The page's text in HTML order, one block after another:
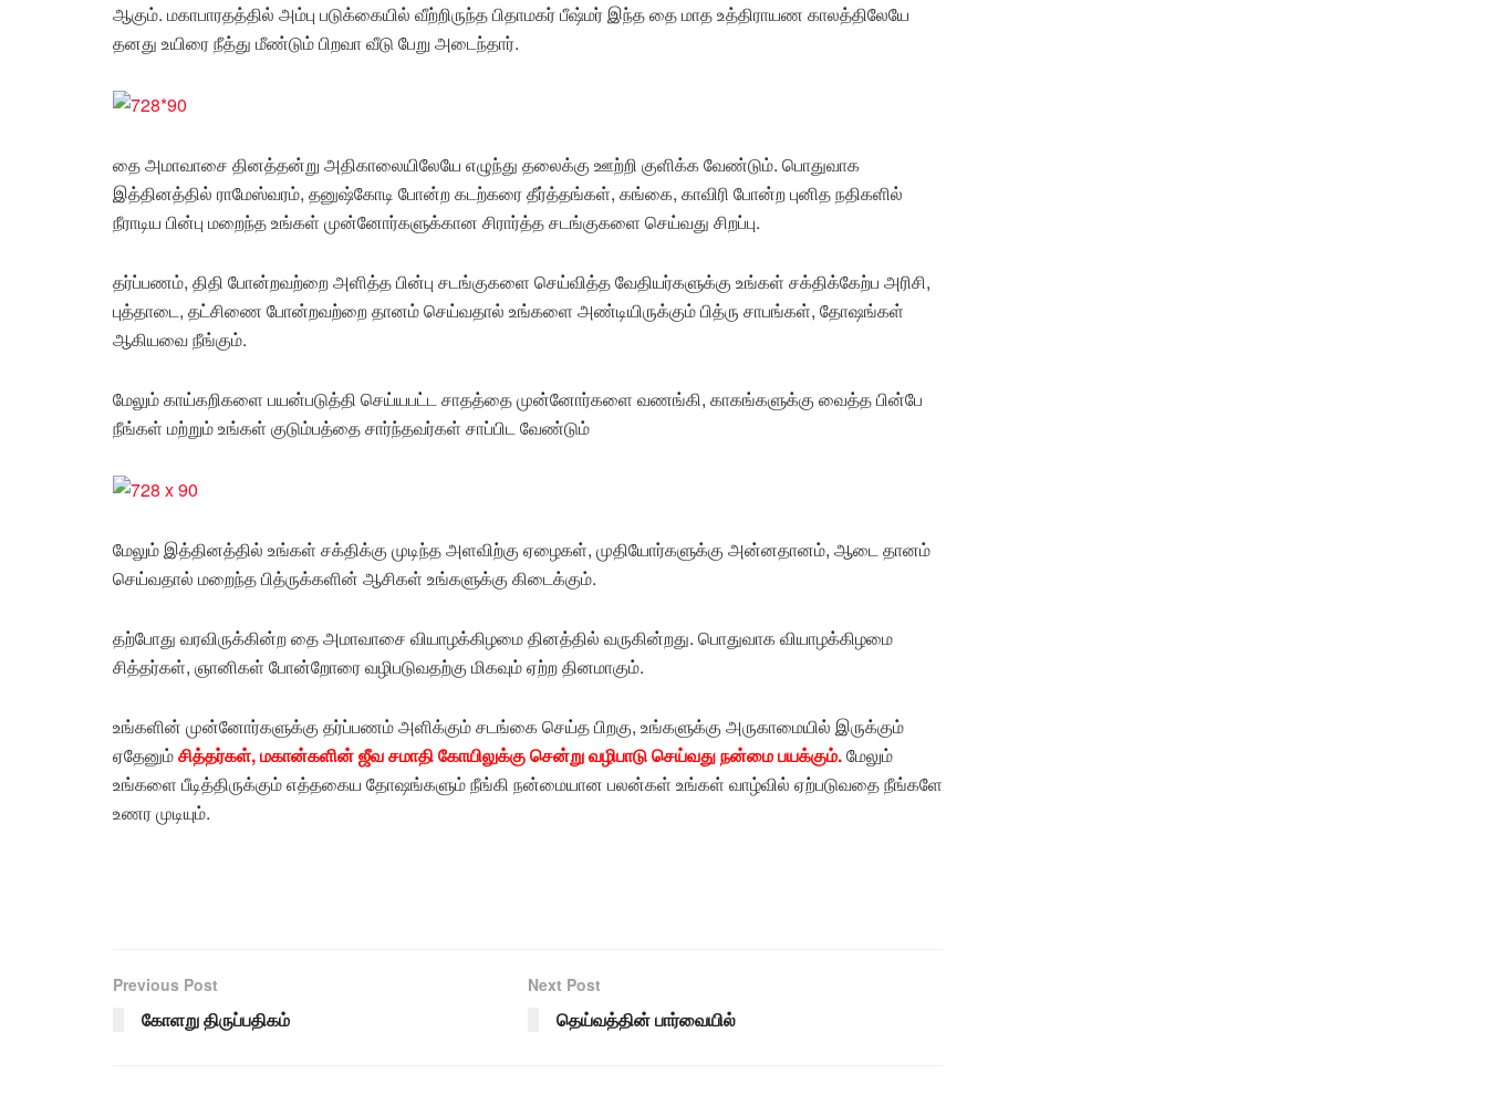
ஆகும். மகாபாரதத்தில் அம்பு படுக்கையில் வீற்றிருந்த பிதாமகர் பீஷ்மர் இந்த தை மாத உத்திராயண காலத்திலேயே
தனது உயிரை நீத்து மீண்டும் பிறவா வீடு பேறு அடைந்தார்.
தை அமாவாசை தினத்தன்று அதிகாலையிலேயே எழுந்து தலைக்கு ஊற்றி குளிக்க வேண்டும். பொதுவாக
இத்தினத்தில் ராமேஸ்வரம், தனுஷ்கோடி போன்ற கடற்கரை தீர்த்தங்கள், கங்கை, காவிரி போன்ற புனித நதிகளில்
நீராடிய பின்பு மறைந்த உங்கள் முன்னோர்களுக்கான சிரார்த்த சடங்குகளை செய்வது சிறப்பு.
தர்ப்பணம், திதி போன்றவற்றை அளித்த பின்பு சடங்குகளை செய்வித்த வேதியர்களுக்கு உங்கள் சக்திக்கேற்ப அரிசி,
புத்தாடை, தட்சிணை போன்றவற்றை தானம் செய்வதால் உங்களை அண்டியிருக்கும் பித்ரு சாபங்கள், தோஷங்கள்
ஆகியவை நீங்கும்.
மேலும் காய்கறிகளை பயன்படுத்தி செய்யபட்ட சாதத்தை முன்னோர்களை வணங்கி, காகங்களுக்கு வைத்த பின்பே
நீங்கள் மற்றும் உங்கள் குடும்பத்தை சார்ந்தவர்கள் சாப்பிட வேண்டும்
மேலும் இத்தினத்தில் உங்கள் சக்திக்கு முடிந்த அளவிற்கு ஏழைகள், முதியோர்களுக்கு அன்னதானம், ஆடை தானம்
செய்வதால் மறைந்த பித்ருக்களின் ஆசிகள் உங்களுக்கு கிடைக்கும்.
தற்போது வரவிருக்கின்ற தை அமாவாசை வியாழக்கிழமை தினத்தில் வருகின்றது. பொதுவாக வியாழக்கிழமை
சித்தர்கள், ஞானிகள் போன்றோரை வழிபடுவதற்கு மிகவும் ஏற்ற தினமாகும்.
உங்களின் முன்னோர்களுக்கு தர்ப்பணம் அளிக்கும் சடங்கை செய்த பிறகு, உங்களுக்கு அருகாமையில் இருக்கும்
ஏதேனும்சித்தர்கள், மகான்களின் ஜீவ சமாதி கோயிலுக்கு சென்று வழிபாடு செய்வது நன்மை பயக்கும்.மேலும்
உங்களை பீடித்திருக்கும் எத்தகைய தோஷங்களும் நீங்கி நன்மையான பலன்கள் உங்கள் வாழ்வில் ஏற்படுவதை நீங்களே
உணர முடியும்.
Previous Post
கோளறு திருப்பதிகம்
Next Post
தெய்வத்தின் பார்வையில்